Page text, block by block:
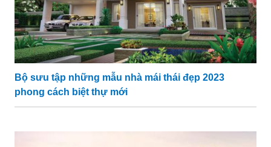
Bộ sưu tập những mẫu nhà mái thái đẹp 2023
phong cách biệt thự mới